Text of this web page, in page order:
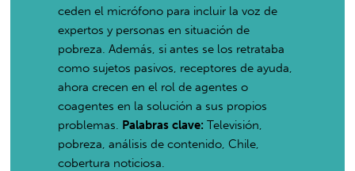
ceden el micrófono para incluir la voz de
expertos y personas en situación de
pobreza. Además, si antes se los retrataba
como sujetos pasivos, receptores de ayuda,
ahora crecen en el rol de agentes o
coagentes en la solución a sus propios
problemas. Palabras clave: Televisión,
pobreza, análisis de contenido, Chile,
cobertura noticiosa.